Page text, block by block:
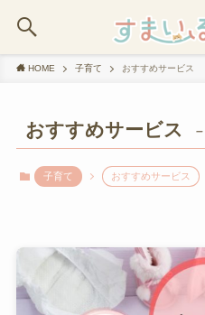
HOME 子育て おすすめサービス
おすすめサービス
子育て おすすめサービス